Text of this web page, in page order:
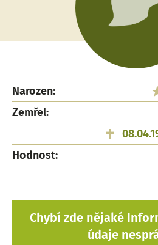
Narozen:
Zemřel:
Hodnost:
Chybí zde nějaké
údaje